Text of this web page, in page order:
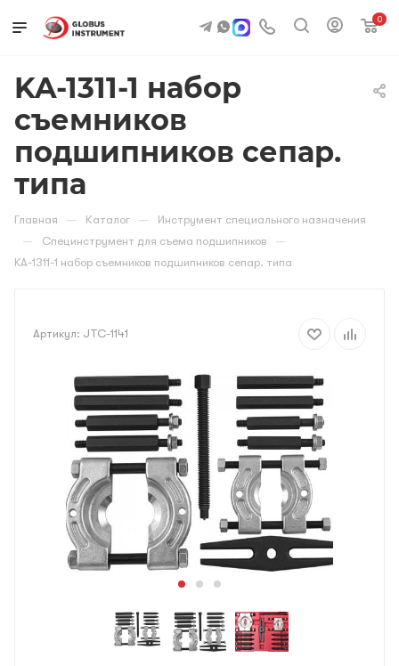
0
KA-1311-1 набор
съемников
подшипников сепар.
типа
Главная — Каталог — Инструмент специального назначения
— Специнструмент для съема подшипников —
KA-1311-1 набор съемников подшипников сепар. типа
Артикул: JTC-1141